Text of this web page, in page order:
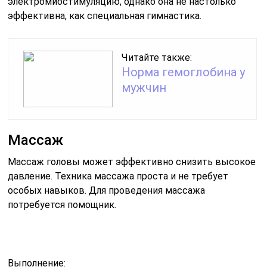
эффективна, как специальная гимнастика.
Читайте также:
Норма гемоглобина у
мужчин
Массаж
Массаж головы может эффективно снизить высокое
давление. Техника массажа проста и не требует
особых навыков. Для проведения массажа
потребуется помощник.
Выполнение: